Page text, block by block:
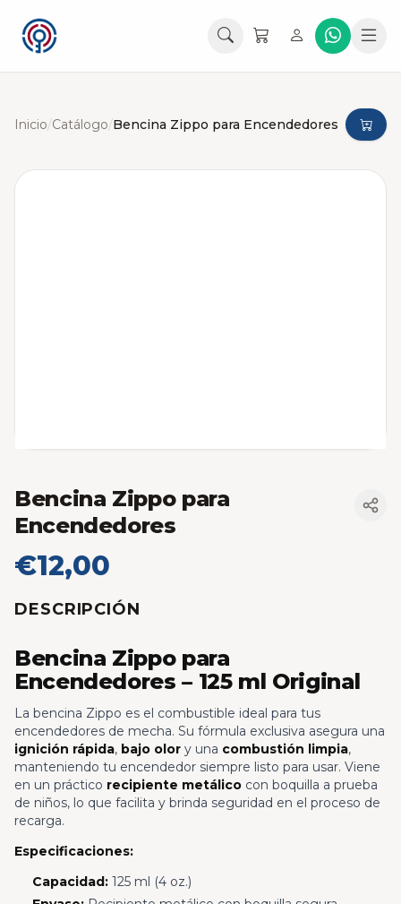
Inicio/Catálogo/Bencina Zippo para Encendedores
Bencina Zippo para
Encendedores
€12,00
DESCRIPCIÓN
Bencina Zippo para
Encendedores – 125 ml Original
La bencina Zippo es el combustible ideal para tus
encendedores de mecha. Su fórmula exclusiva asegura una
ignición rápida, bajo olor y una combustión limpia,
manteniendo tu encendedor siempre listo para usar. Viene
en un práctico recipiente metálico con boquilla a prueba
de niños, lo que facilita y brinda seguridad en el proceso de
recarga.
Especificaciones:
Capacidad:125 ml (4 oz.)